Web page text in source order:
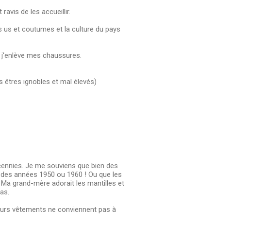
de les accueillir.
us et coutumes et la culture du pays
mes chaussures.
êtres ignobles et mal élevés)
Je me souviens que bien des
années 1950 ou 1960 ! Ou que les
grand-mère adorait les mantilles et
vêtements ne conviennent pas à